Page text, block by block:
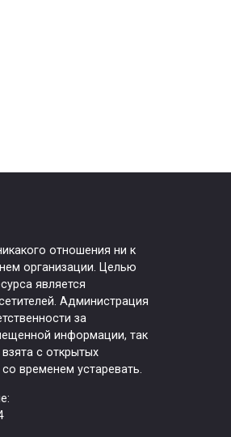
отношения ни к
организации. Целью
является
Администрация
за
информации, так
с открытых
временем устаревать.